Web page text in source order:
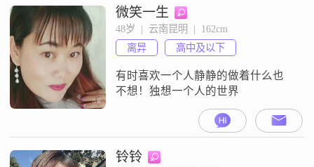
在 3000 元以下，虽然不算多，但也
能满足基本的生活需求##3002##我
的学历是高中及以下，没上过大
学，但我知道知识的重要性，一直
保持着学习的习
微笑一生
48岁  |  云南昆明  |  162cm
离异
高中及以下
有时喜欢一个人静静的做着什么也
不想！独想一个人的世界
铃铃